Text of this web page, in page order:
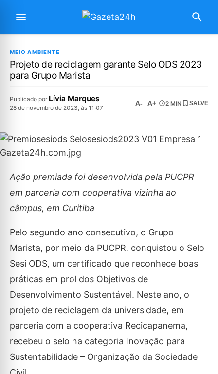
MEIO AMBIENTE
Projeto de reciclagem garante Selo ODS 2023
para Grupo Marista
Publicado por Lívia Marques
28 de novembro de 2023, às 11:07
A- A+ 2 MIN SALVE
Ação premiada foi desenvolvida pela PUCPR
em parceria com cooperativa vizinha ao
câmpus, em Curitiba
Pelo segundo ano consecutivo, o Grupo
Marista, por meio da PUCPR, conquistou o Selo
Sesi ODS, um certificado que reconhece boas
práticas em prol dos Objetivos de
Desenvolvimento Sustentável. Neste ano, o
projeto de reciclagem da universidade, em
parceria com a cooperativa Recicapanema,
recebeu o selo na categoria Inovação para
Sustentabilidade – Organização da Sociedade